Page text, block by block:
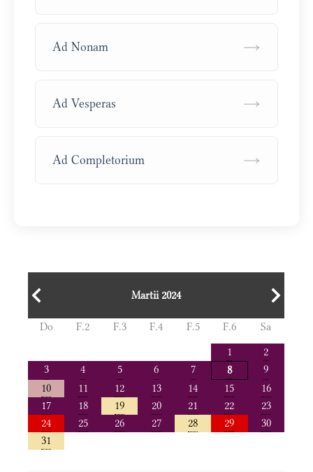
Ad Nonam →
Ad Vesperas →
Ad Completorium →
Martii 2024
Do F.2 F.3 F.4 F.5 F.6
Sa
1
2
3
4 5 6 7 8
9
10
11 12 13 14 15
16
17
18 19 20 21 22
23
24
25 26 27 28 29
30
31